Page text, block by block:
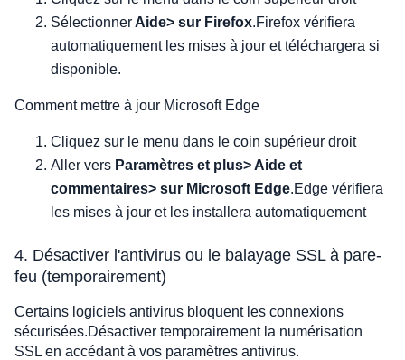
Sélectionner Aide> sur Firefox.Firefox vérifiera
automatiquement les mises à jour et téléchargera si
disponible.
Comment mettre à jour Microsoft Edge
Cliquez sur le menu dans le coin supérieur droit
Aller vers Paramètres et plus> Aide et
commentaires> sur Microsoft Edge.Edge vérifiera
les mises à jour et les installera automatiquement
4. Désactiver l'antivirus ou le balayage SSL à pare-
feu (temporairement)
Certains logiciels antivirus bloquent les connexions
sécurisées.Désactiver temporairement la numérisation
SSL en accédant à vos paramètres antivirus.